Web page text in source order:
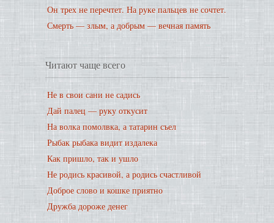
Он трех не перечтет. На руке пальцев не сочтет.
Смерть — злым, а добрым — вечная память
Читают чаще всего
Не в свои сани не садись
Дай палец — руку откусит
На волка помолвка, а татарин съел
Рыбак рыбака видит издалека
Как пришло, так и ушло
Не родись красивой, а родись счастливой
Доброе слово и кошке приятно
Дружба дороже денег